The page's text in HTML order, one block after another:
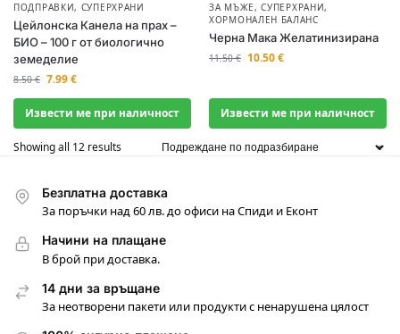
ПОДПРАВКИ, СУПЕРХРАНИ
Цейлонска Канела на прах –
БИО – 100 г от биологично
земеделие
8.50€ 7.99€
Извести ме при наличност
ЗА МЪЖЕ,СУПЕРХРАНИ,
ХОРМОНАЛЕН БАЛАНС
Черна Мака Желатинизирана
11.50€ 10.50€
Извести ме при наличност
Showing all 12 results
Безплатна доставка
За поръчки над 60 лв. до офиси на Спиди и Еконт
Начини на плащане
В брой при доставка.
14 дни за връщане
За неотворени пакети или продукти с ненарушена цялост